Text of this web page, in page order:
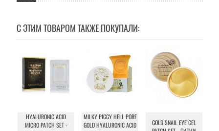
С ЭТИМ ТОВАРОМ ТАКЖЕ ПОКУПАЛИ:
HYALURONIC ACID
MICRO PATCH SET -
MILKY PIGGY HELL PORE
GOLD HYALURONIC ACID
GOLD SNAIL EYE GEL